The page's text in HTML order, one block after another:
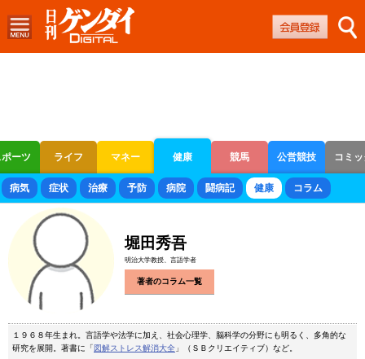
ーツ ライフ マネー 健康 競馬 公営競技 コミ
ボートレース 競輪 オートレース
病気 症状 治療 予防 病院 闘病記 健康 コラム
堀田秀吾
明治大学教授、言語学者
著者のコラム一覧
１９６８年生まれ。言語学や法学に加え、社会心理学、脳科学の分野にも明るく、多角的な
研究を展開。著書に「 図解ストレス解消大全 」（ＳＢクリエイティブ）など。